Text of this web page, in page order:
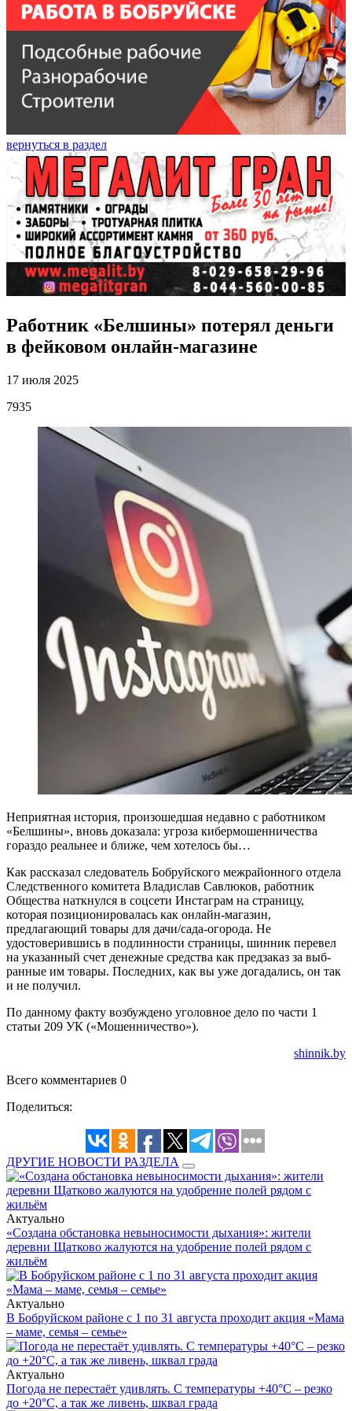
вернуться в раздел
Работник «Белшины» потерял деньги
в фейковом онлайн-магазине
17 июля 2025
7935
Неприятная история, произошедшая недавно с работником
«Белшины», вновь доказала: угроза кибермошенничества
гораздо реальнее и ближе, чем хотелось бы…
Как рассказал следователь Бобруйского межрайонного отдела
Следственного комитета Владислав Савлюков, работник
Общества наткнулся в соцсети Инстаграм на страницу,
которая позиционировалась как онлайн-магазин,
предлагающий товары для дачи/сада-огорода. Не
удостоверившись в подлинности страницы, шинник перевел
на указанный счет денежные средства как предзаказ за выб­
ранные им товары. Последних, как вы уже догадались, он так
и не получил.
По данному факту возбуждено уголовное дело по части 1
статьи 209 УК («Мошенничество»).
shinnik.by
Всего комментариев 0
Поделиться:
ДРУГИЕ НОВОСТИ РАЗДЕЛА
Актуально
«Создана обстановка невыносимости дыхания»: жители
деревни Щатково жалуются на удобрение полей рядом с
жильём
Актуально
В Бобруйском районе с 1 по 31 августа проходит акция «Мама
– маме, семья – семье»
Актуально
Погода не перестаёт удивлять. С температуры +40°С – резко
до +20°С, а так же ливень, шквал града